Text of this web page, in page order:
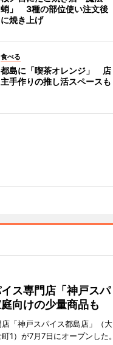
蛸」 3種の部位使い注文後
に焼き上げ
食べる
都島に「喫茶オレンジ」 店
主手作りの推し活スペースも
ス専門店「神戸スパ
向けの少量商品も
「神戸スパイス都島店」（大
1）が7月7日にオープンした。